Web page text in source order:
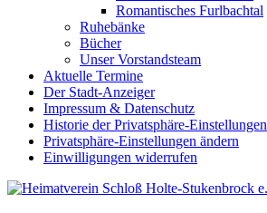
Romantisches Furlbachtal
Ruhebänke
Bücher
Unser Vorstandsteam
Aktuelle Termine
Der Stadt-Anzeiger
Impressum & Datenschutz
Historie der Privatsphäre-Einstellungen
Privatsphäre-Einstellungen ändern
Einwilligungen widerrufen